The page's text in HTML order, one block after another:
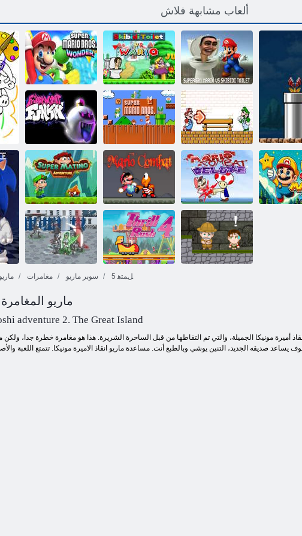
ألعاب مشابهة فلاش
.ﺱﻭﺮﺑ ﻮﻳﺭﺎﻣ
ﺮﺑﻮﺳ ﻝءﺎﺴﺘﻳ 2
ﻮﻳﺭﺍﻭ ﻞﺑﺎﻘﻣ
ﻱﺪﻴﺒﻴﻜﺳ
ﺽﺎﺣﺮﻣ
ﻱﺪﻴﺒﻴﻜﺳ ﺪﺿ
ﻮﻳﺭﺎﻣ ﻱﺎﺒﺳ
ﺮﺑﻮﺳ ﺽﺎﺣﺮﻣ
FNF BOO:
ﻮﺒﺠﻨﻴﻛ ﺪﺿ
ﻲﺠﻳﻮﻟ
.ﺱﻭﺮﺑ ﻮﻳﺭﺎﻣ
ﺮﺑﻮﺳ
FNF ﺯﻮﻠﺒﻟﺍ ﺔﺒﻌﻟ
ﺔﻗﺎﻄﺑ
ﻮﻨﻴﺗﺎﻣ ﺮﺑﻮﺳ
ﺓﺮﻣﺎﻐﻣ
ﺕﺎﺒﻣﻮﻛ ﻮﻳﺭﺎﻣ
ﺲﻛﻮﻠﻳﺩ ﺕﺎﺒﻣﻮﻛ
ﻮﻳﺭﺎﻣ
3 ﻉﺎﻄﻗﻹ ﺍ
ماريو مغامرات سوبر ماريو 5 ﻞﻤﺘﻫ
ماريو المغامرة 2 ويوشي
adventure 2. The Great Island
أميرة مونيكا الجميلة، والتي تم التقاطها من قبل الساحرة الشريرة. هذا هو مغامرة خطرة جدا، ولكن